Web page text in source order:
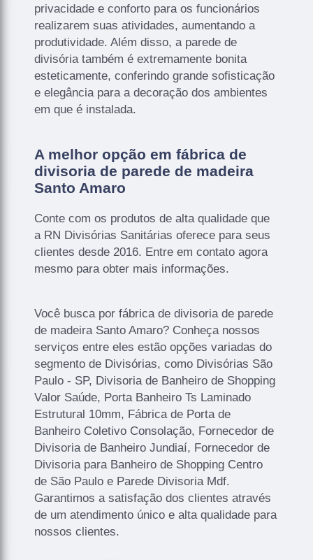
privacidade e conforto para os funcionários
realizarem suas atividades, aumentando a
produtividade. Além disso, a parede de
divisória também é extremamente bonita
esteticamente, conferindo grande sofisticação
e elegância para a decoração dos ambientes
em que é instalada.
A melhor opção em fábrica de
divisoria de parede de madeira
Santo Amaro
Conte com os produtos de alta qualidade que
a RN Divisórias Sanitárias oferece para seus
clientes desde 2016. Entre em contato agora
mesmo para obter mais informações.
Você busca por fábrica de divisoria de parede
de madeira Santo Amaro? Conheça nossos
serviços entre eles estão opções variadas do
segmento de Divisórias, como Divisórias São
Paulo - SP, Divisoria de Banheiro de Shopping
Valor Saúde, Porta Banheiro Ts Laminado
Estrutural 10mm, Fábrica de Porta de
Banheiro Coletivo Consolação, Fornecedor de
Divisoria de Banheiro Jundiaí, Fornecedor de
Divisoria para Banheiro de Shopping Centro
de São Paulo e Parede Divisoria Mdf.
Garantimos a satisfação dos clientes através
de um atendimento único e alta qualidade para
nossos clientes.